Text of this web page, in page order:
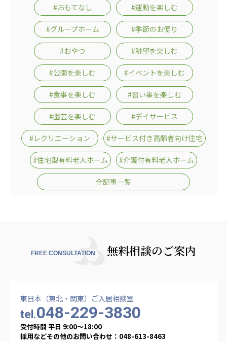
#おもてなし #運動を楽しむ
#グループホーム #季節のお便り
#おやつ #眺望を楽しむ
#公園を楽しむ #イベントを楽しむ
#食事を楽しむ #習い事を楽しむ
#園芸を楽しむ #デイサービス
#レクリエーション #サービス付き高齢者向け住宅
#住宅型有料老人ホーム #介護付有料老人ホーム
全記事一覧
FREE CONSULTATION 無料相談のご案内
東日本（東北・関東）ご入居相談室
tel.048-229-3830
受付時間 平日 9:00〜18:00
採用などその他のお問い合わせ：048-613-8463